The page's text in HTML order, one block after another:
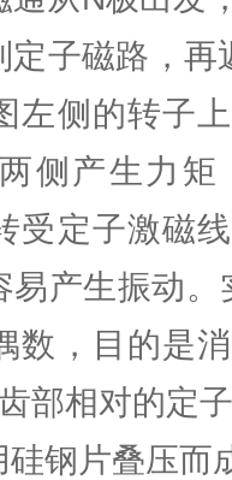
定子磁路，
左侧的转子
侧产生力
受定子激磁
易产生振动
数，目的是
部相对的定
钢片叠压而